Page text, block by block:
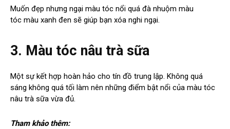
Muốn đẹp nhưng ngại màu tóc nổi quá đà nhuộm màu
tóc màu xanh đen sẽ giúp bạn xóa nghi ngại.
3. Màu tóc nâu trà sữa
Một sự kết hợp hoàn hảo cho tín đồ trung lập. Không quá
sáng không quá tối làm nên những điểm bật nổi của màu tóc
nâu trà sữa vừa đủ.
Tham khảo thêm: